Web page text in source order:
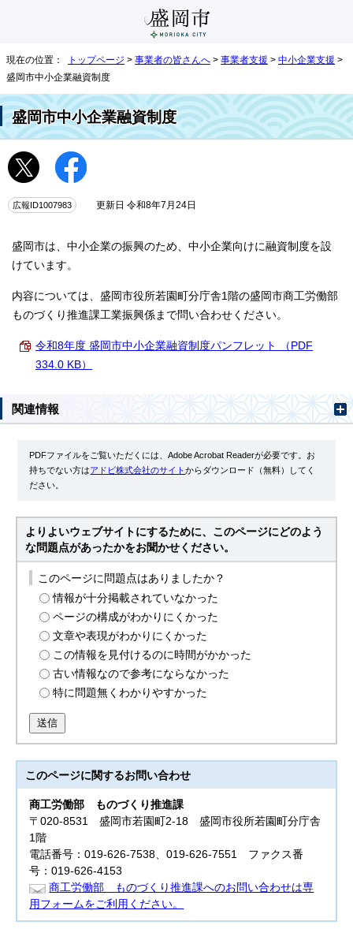
現在の位置： トップページ > 事業者の皆さんへ > 事業者支援 > 中小企業支援 >
盛岡市中小企業融資制度
盛岡市中小企業融資制度
広報ID1007983 更新日 令和8年7月24日
盛岡市は、中小企業の振興のため、中小企業向けに融資制度を設
けています。
内容については、盛岡市役所若園町分庁舎1階の盛岡市商工労働部
ものづくり推進課工業振興係まで問い合わせください。
令和8年度 盛岡市中小企業融資制度パンフレット （PDF
334.0 KB）
関連情報
PDFファイルをご覧いただくには、Adobe Acrobat Readerが必要です。お
持ちでない方はアドビ株式会社のサイトからダウンロード（無料）してく
ださい。
よりよいウェブサイトにするために、このページにどのよう
な問題点があったかをお聞かせください。
このページに問題点はありましたか？
情報が十分掲載されていなかった
ページの構成がわかりにくかった
文章や表現がわかりにくかった
この情報を見付けるのに時間がかかった
古い情報なので参考にならなかった
特に問題無くわかりやすかった
送信
このページに関するお問い合わせ
商工労働部
ものづくり推進課
〒020-8531 盛岡市若園町2-18 盛岡市役所若園町分庁舎
1階
電話番号：019-626-7538、019-626-7551 ファクス番
号：019-626-4153
商工労働部 ものづくり推進課へのお問い合わせは専
用フォームをご利用ください。